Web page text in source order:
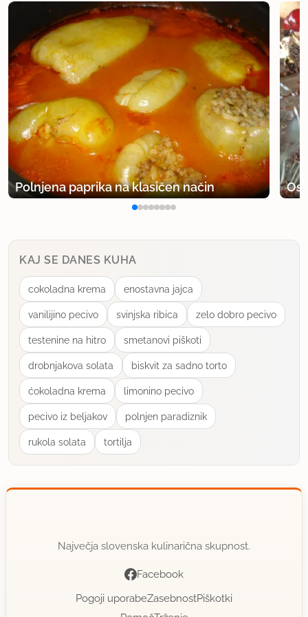
Polnjena paprika na klasičen način
KAJ SE DANES KUHA
cokoladna krema enostavna jajca
vanilijino pecivo svinjska ribica zelo dobro pecivo
testenine na hitro smetanovi piškoti
drobnjakova solata biskvit za sadno torto
ćokoladna krema limonino pecivo
pecivo iz beljakov polnjen paradiznik
rukola solata tortilja
Največja slovenska kulinarična skupnost.
Facebook
Pogoji uporabeZasebnostPiškotki